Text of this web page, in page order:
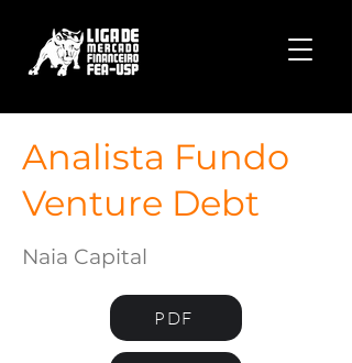
Analista Fundo
Venture Debt
Naia Capital
PDF